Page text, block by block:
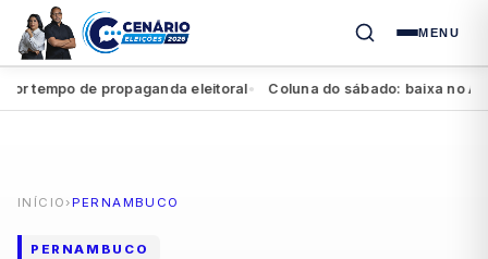
MENU
de propaganda eleitoral● Coluna do sábado: baixa no
INÍCIO › PERNAMBUCO
PERNAMBUCO